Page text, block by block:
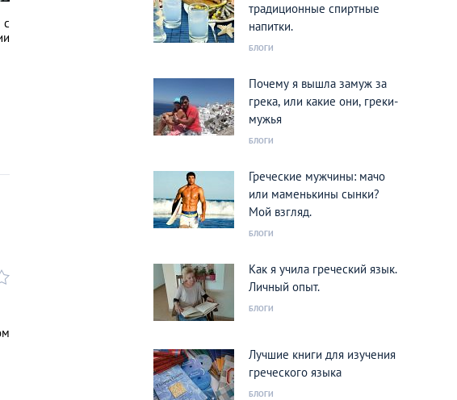
традиционные спиртные
напитки.
БЛОГИ
Почему я вышла замуж за
грека, или какие они, греки-
мужья
БЛОГИ
Греческие мужчины: мачо
или маменькины сынки?
Мой взгляд.
БЛОГИ
Как я учила греческий язык.
Личный опыт.
БЛОГИ
Лучшие книги для изучения
греческого языка
БЛОГИ